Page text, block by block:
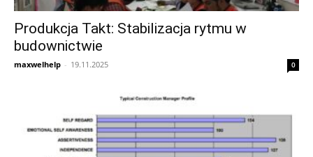
Produkcja Takt: Stabilizacja rytmu w
budownictwie
maxwelhelp - 19.11.2025 0